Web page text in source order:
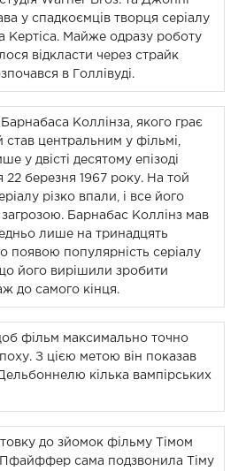
у спадкоємців творця серіалу
Кертіса. Майже одразу роботу
відкласти через страйк
в Голлівуді.
Коллінза, якого грає
центральним у фільмі,
у двісті десятому епізоді
22 березня 1967 року. На той
різко впали, і все його
загрозою. Барнабас Коллінз мав
лише на тринадцять
появою популярність серіалу
його вирішили зробити
до самого кінця.
фільм максимально точно
З цією метою він показав
кілька вампірських
до зйомок фільму Тімом
сама подзвонила Тіму